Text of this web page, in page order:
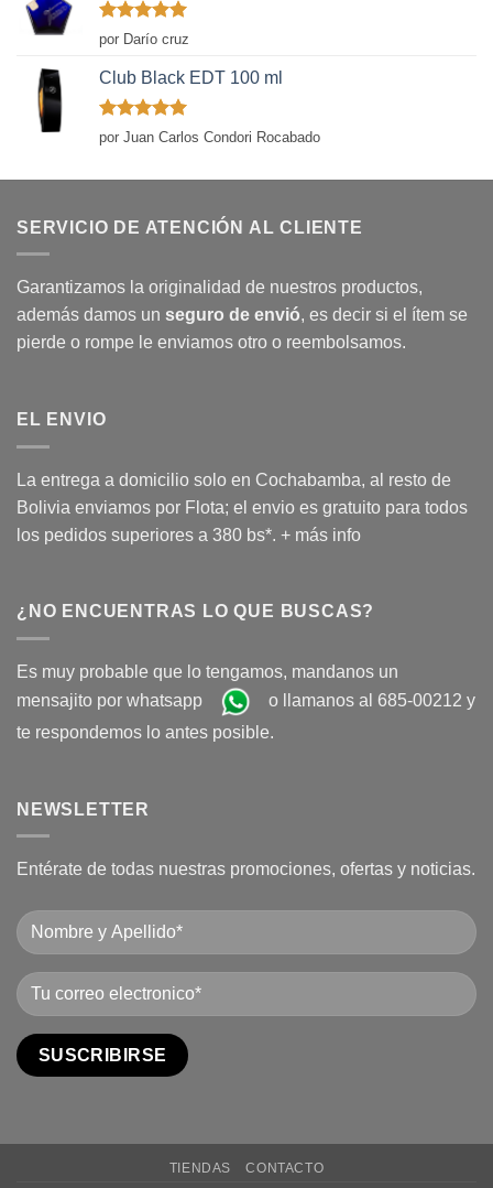
Valorado
con
por Darío cruz
Club Black EDT 100 ml
Valorado
con
por Juan Carlos Condori Rocabado
SERVICIO DE ATENCIÓN AL CLIENTE
Garantizamos la originalidad de nuestros productos,
además damos un seguro de envió, es decir si el ítem se
pierde o rompe le enviamos otro o reembolsamos.
EL ENVIO
La entrega a domicilio solo en Cochabamba, al resto de
Bolivia enviamos por Flota; el envio es gratuito para todos
los pedidos superiores a 380 bs*. + más info
¿NO ENCUENTRAS LO QUE BUSCAS?
Es muy probable que lo tengamos, mandanos un
mensajito por whatsapp
o llamanos al 685-00212 y
te respondemos lo antes posible.
NEWSLETTER
Entérate de todas nuestras promociones, ofertas y noticias.
TIENDAS CONTACTO